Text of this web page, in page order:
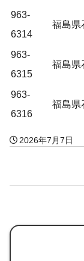
963-
6314
福島県
963-
6315
福島県
963-
6316
福島県
2026年7月7日